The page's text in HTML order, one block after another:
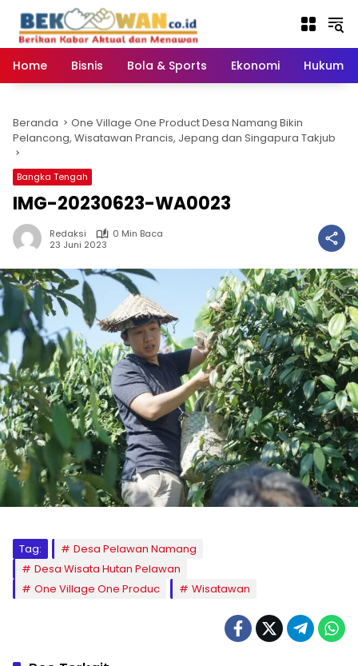
konten
Home
Bisnis Bola & Sports Ekonomi Hukum
Beranda
One Village One Product Desa Namang Bikin
Pelancong, Wisatawan Prancis, Jepang dan Singapura Takjub
Bangka Tengah
IMG-20230623-WA0023
Redaksi
0 Min Baca
23 Juni 2023
Tag:
Desa Pelawan Namang
Desa Wisata Hutan Pelawan
One Village One Produc
Wisatawan